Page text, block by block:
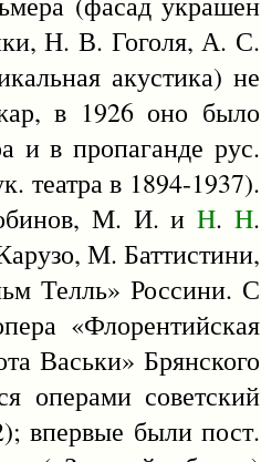
Н. В. Гоголя, А. С.
акустика) не
в 1926 оно было
и в пропаганде рус.
в 1894-1937).
М. И. иH.H.
М. Баттистини,
Телль» Россини. С
«Флорентийская
Васьки» Брянского
операми советский
впервые были пост.